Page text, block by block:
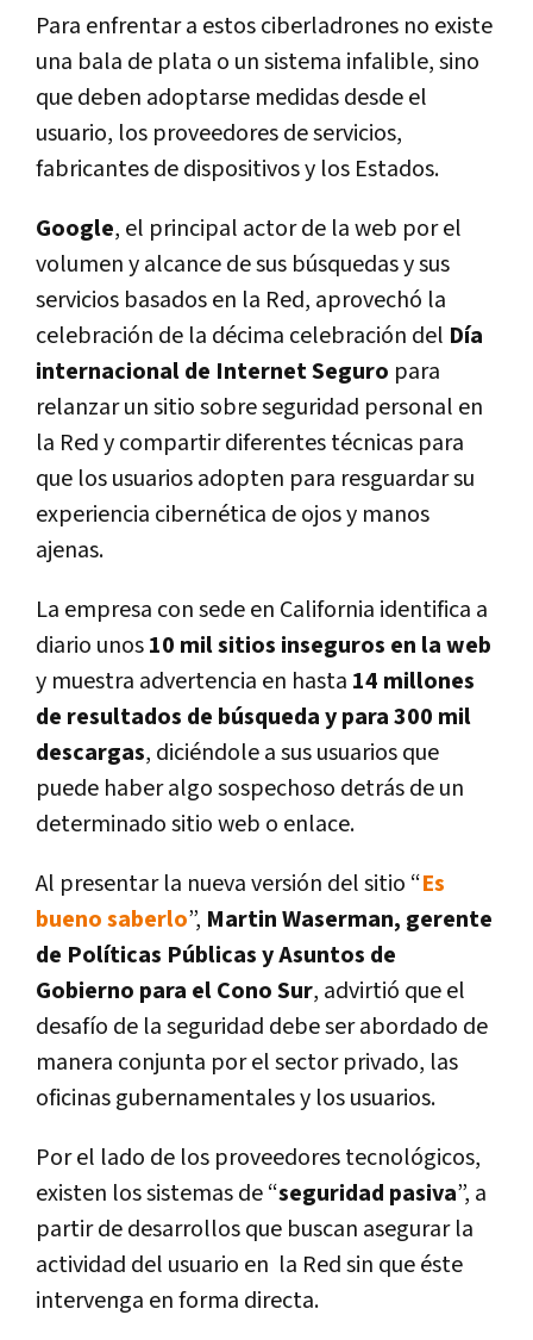
Para enfrentar a estos ciberladrones no existe
una bala de plata o un sistema infalible, sino
que deben adoptarse medidas desde el
usuario, los proveedores de servicios,
fabricantes de dispositivos y los Estados.
Google, el principal actor de la web por el
volumen y alcance de sus búsquedas y sus
servicios basados en la Red, aprovechó la
celebración de la décima celebración del Día
internacional de Internet Seguro para
relanzar un sitio sobre seguridad personal en
la Red y compartir diferentes técnicas para
que los usuarios adopten para resguardar su
experiencia cibernética de ojos y manos
ajenas.
La empresa con sede en California identifica a
diario unos10 mil sitios inseguros en la web
y muestra advertencia en hasta 14 millones
de resultados de búsqueda y para 300 mil
descargas, diciéndole a sus usuarios que
puede haber algo sospechoso detrás de un
determinado sitio web o enlace.
Al presentar la nueva versión del sitio “Es
bueno saberlo”, Martin Waserman, gerente
de Políticas Públicas y Asuntos de
Gobierno para el Cono Sur, advirtió que el
desafío de la seguridad debe ser abordado de
manera conjunta por el sector privado, las
oficinas gubernamentales y los usuarios.
Por el lado de los proveedores tecnológicos,
existen los sistemas de “seguridad pasiva”, a
partir de desarrollos que buscan asegurar la
actividad del usuario en la Red sin que éste
intervenga en forma directa.